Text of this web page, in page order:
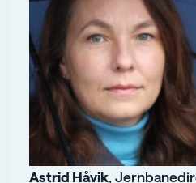
Astrid Håvik,